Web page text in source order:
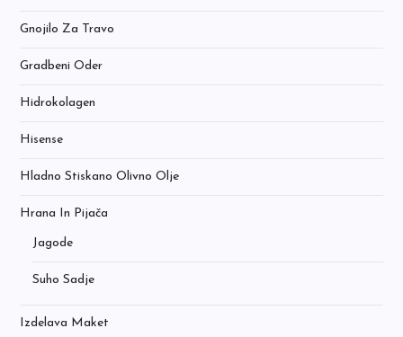
Gnojilo Za Travo
Gradbeni Oder
Hidrokolagen
Hisense
Hladno Stiskano Olivno Olje
Hrana In Pijača
Jagode
Suho Sadje
Izdelava Maket